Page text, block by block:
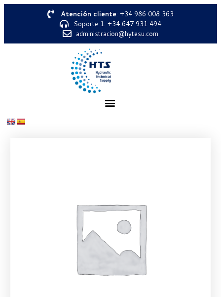
Atención cliente: +34 986 008 363
Soporte 1: +34 647 931 494
administracion@hytesu.com